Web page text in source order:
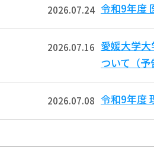
2026.07.24 令和9年度
2026.07.16 愛媛大学
ついて（予
2026.07.08 令和9年度